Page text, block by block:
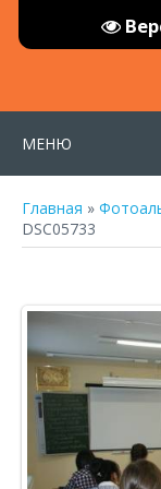
МЕНЮ
Главная »
DSC05733